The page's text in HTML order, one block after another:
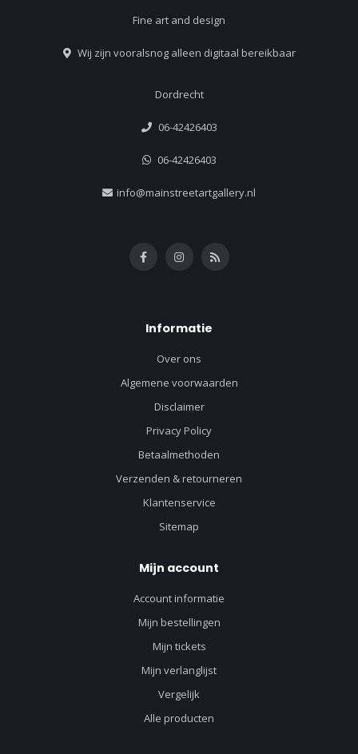
Fine art and design
Wij zijn vooralsnog alleen digitaal bereikbaar
Dordrecht
06-42426403
06-42426403
info@mainstreetartgallery.nl
Informatie
Over ons
Algemene voorwaarden
Disclaimer
Privacy Policy
Betaalmethoden
Verzenden & retourneren
Klantenservice
Sitemap
Mijn account
Account informatie
Mijn bestellingen
Mijn tickets
Mijn verlanglijst
Vergelijk
Alle producten